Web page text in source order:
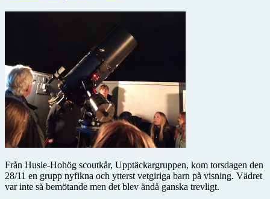
Från Husie-Hohög scoutkår, Upptäckargruppen, kom torsdagen den
28/11 en grupp nyfikna och ytterst vetgiriga barn på visning. Vädret
var inte så bemötande men det blev ändå ganska trevligt.